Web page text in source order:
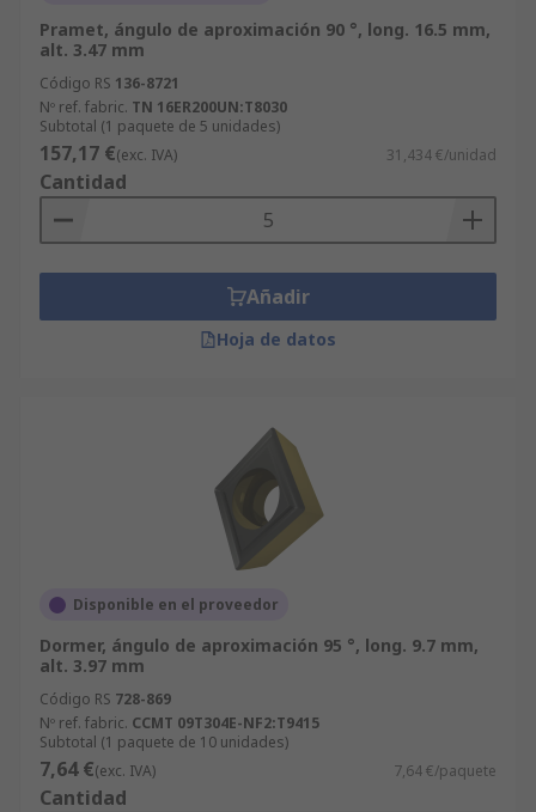
Pramet, ángulo de aproximación 90 °, long. 16.5 mm,
alt. 3.47 mm
Código RS 136-8721
Nº ref. fabric. TN 16ER200UN:T8030
Subtotal (1 paquete de 5 unidades)
157,17 €(exc. IVA) 31,434 €/unidad
Cantidad
Añadir
Hoja de datos
Disponible en el proveedor
Dormer, ángulo de aproximación 95 °, long. 9.7 mm,
alt. 3.97 mm
Código RS 728-869
Nº ref. fabric. CCMT 09T304E-NF2:T9415
Subtotal (1 paquete de 10 unidades)
7,64 €(exc. IVA) 7,64 €/paquete
Cantidad